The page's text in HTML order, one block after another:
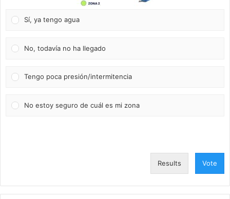
Sí, ya tengo agua
No, todavía no ha llegado
Tengo poca presión/intermitencia
No estoy seguro de cuál es mi zona
Results Vote